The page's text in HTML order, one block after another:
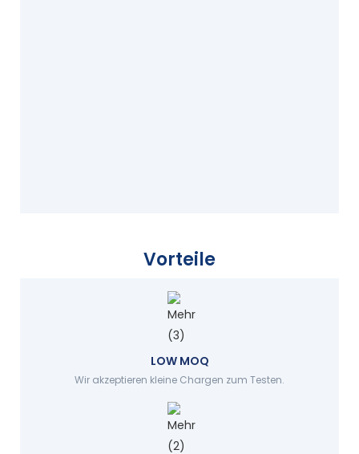
Vorteile
LOW MOQ
Wir akzeptieren kleine Chargen zum Testen.